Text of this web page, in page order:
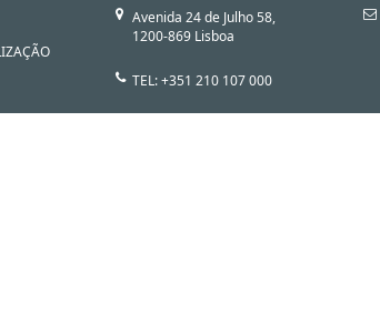
Avenida 24 de Julho 58,
1200-869 Lisboa
TEL: +351 210 107 000